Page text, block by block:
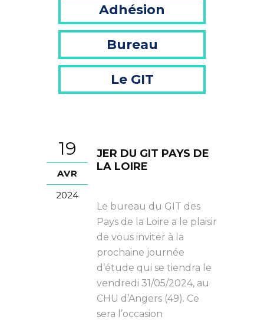
Adhésion
Bureau
Le GIT
19
AVR
2024
JER DU GIT PAYS DE
LA LOIRE
Le bureau du GIT des
Pays de la Loire a le plaisir
de vous inviter à la
prochaine journée
d’étude qui se tiendra le
vendredi 31/05/2024, au
CHU d’Angers (49). Ce
sera l’occasion